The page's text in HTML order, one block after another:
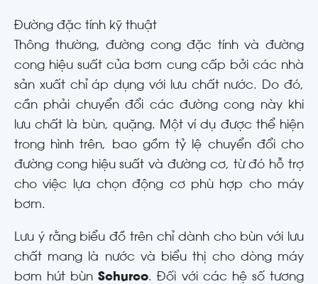
Đường đặc tính kỹ thuật
Thông thường, đường cong đặc tính và đường
cong hiệu suất của bơm cung cấp bởi các nhà
sản xuất chỉ áp dụng với lưu chất nước. Do đó,
cần phải chuyển đổi các đường cong này khi
lưu chất là bùn, quặng. Một ví dụ được thể hiện
trong hình trên, bao gồm tỷ lệ chuyển đổi cho
đường cong hiệu suất và đường cơ, từ đó hỗ trợ
cho việc lựa chọn động cơ phù hợp cho máy
bơm.
Lưu ý rằng biểu đồ trên chỉ dành cho bùn với lưu
chất mang là nước và biểu thị cho dòng máy
bơm hút bùnSchurco. Đối với các hệ số tương